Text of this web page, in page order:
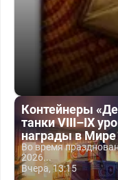
Контейнеры
танки VIII–IX
награды в Мире
Во время
2026...
Вчера, 13:15